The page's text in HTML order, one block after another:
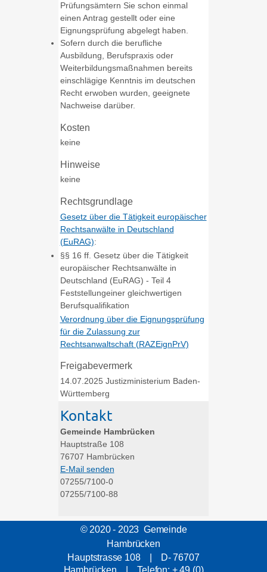
Prüfungsämtern Sie schon einmal
einen Antrag gestellt oder eine
Eignungsprüfung abgelegt haben.
Sofern durch die berufliche
Ausbildung, Berufspraxis oder
Weiterbildungsmaßnahmen bereits
einschlägige Kenntnis im deutschen
Recht erwoben wurden, geeignete
Nachweise darüber.
Kosten
keine
Hinweise
keine
Rechtsgrundlage
Gesetz über die Tätigkeit europäischer
Rechtsanwälte in Deutschland
(EuRAG):
§§ 16 ff. Gesetz über die Tätigkeit
europäischer Rechtsanwälte in
Deutschland (EuRAG) - Teil 4
Feststellungeiner gleichwertigen
Berufsqualifikation
Verordnung über die Eignungsprüfung
für die Zulassung zur
Rechtsanwaltschaft (RAZEignPrV)
Freigabevermerk
14.07.2025 Justizministerium Baden-
Württemberg
Kontakt
Gemeinde Hambrücken
Hauptstraße 108
76707 Hambrücken
E-Mail senden
07255/7100-0
07255/7100-88
© 2020 - 2023 Gemeinde
Hambrücken
Hauptstrasse 108 | D- 76707